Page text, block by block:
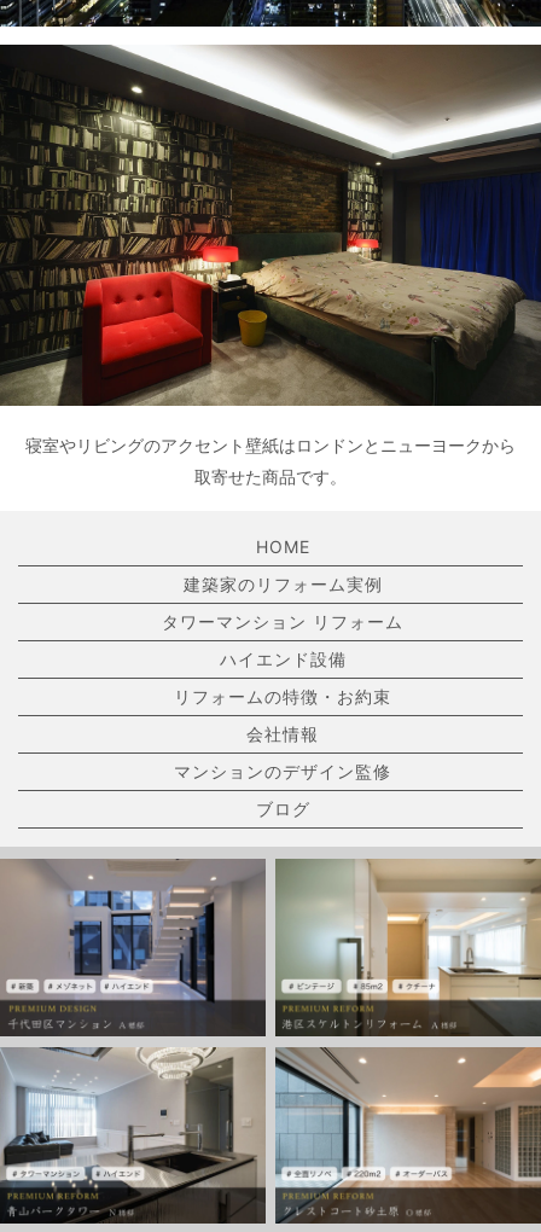
寝室やリビングのアクセント壁紙はロンドンとニューヨークから
取寄せた商品です。
HOME
建築家のリフォーム実例
タワーマンション リフォーム
ハイエンド設備
リフォームの特徴・お約束
会社情報
マンションのデザイン監修
ブログ